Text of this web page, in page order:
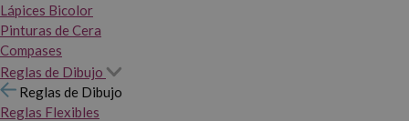
Lápices Bicolor
Pinturas de Cera
Compases
Reglas de Dibujo
Reglas de Dibujo
Reglas Flexibles